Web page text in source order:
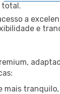
total.
a
e
mais